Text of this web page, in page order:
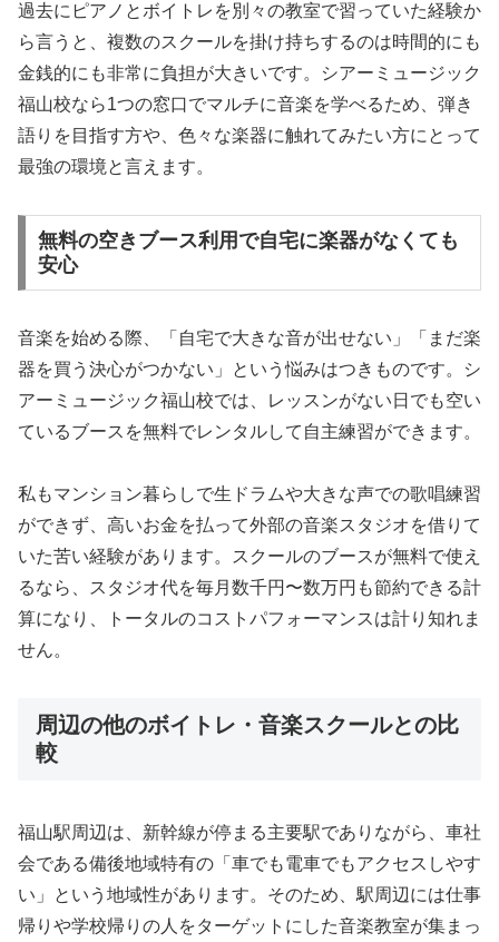
過去にピアノとボイトレを別々の教室で習っていた経験か
ら言うと、複数のスクールを掛け持ちするのは時間的にも
金銭的にも非常に負担が大きいです。シアーミュージック
福山校なら1つの窓口でマルチに音楽を学べるため、弾き
語りを目指す方や、色々な楽器に触れてみたい方にとって
最強の環境と言えます。
無料の空きブース利用で自宅に楽器がなくても
安心
音楽を始める際、「自宅で大きな音が出せない」「まだ楽
器を買う決心がつかない」という悩みはつきものです。シ
アーミュージック福山校では、レッスンがない日でも空い
ているブースを無料でレンタルして自主練習ができます。
私もマンション暮らしで生ドラムや大きな声での歌唱練習
ができず、高いお金を払って外部の音楽スタジオを借りて
いた苦い経験があります。スクールのブースが無料で使え
るなら、スタジオ代を毎月数千円〜数万円も節約できる計
算になり、トータルのコストパフォーマンスは計り知れま
せん。
周辺の他のボイトレ・音楽スクールとの比
較
福山駅周辺は、新幹線が停まる主要駅でありながら、車社
会である備後地域特有の「車でも電車でもアクセスしやす
い」という地域性があります。そのため、駅周辺には仕事
帰りや学校帰りの人をターゲットにした音楽教室が集まっ